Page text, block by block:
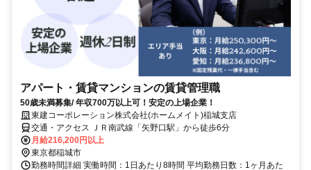
アパート・賃貸マンションの賃貸管理職
50歳未満募集/ 年収700万以上可！安定の上場企業！
東建コーポレーション株式会社(ホームメイト)稲城支店
交通・アクセス ＪＲ南武線「矢野口駅」から徒歩6分
月給216,200円以上
東京都稲城市
勤務時間詳細 実働時間：1日あたり8時間 平均勤務日数：1ヶ月あた